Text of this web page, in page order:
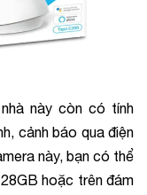
này còn có tính
cảnh báo qua điện
này, bạn có thể
hoặc trên đám